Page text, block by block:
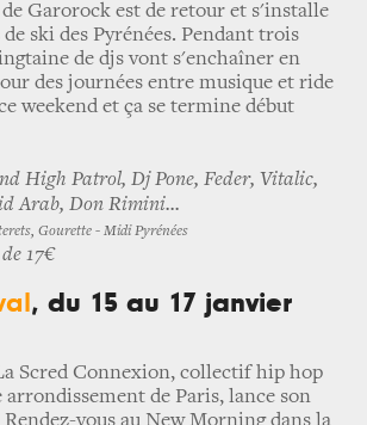
Garorock est de retour et s'installe
ski des Pyrénées. Pendant trois
de djs vont s'enchaîner en
des journées entre musique et ride
weekend et ça se termine début
High Patrol, Dj Pone, Feder, Vitalic,
Arab, Don Rimini...
Gourette - Midi Pyrénées
17€
, du 15 au 17 janvier
Scred Connexion, collectif hip hop
arrondissement de Paris, lance son